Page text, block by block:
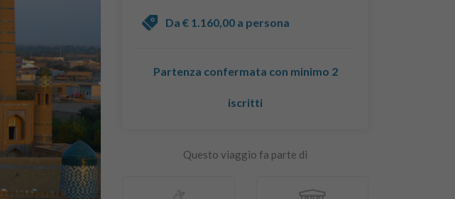
Da € 1.160,00 a persona
Partenza confermata con minimo 2
iscritti
Questo viaggio fa parte di